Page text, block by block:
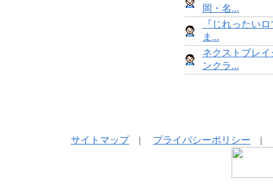
岡・名...
『じれったい
ま...
ネクストブレ
ンクラ...
サイトマップ| プライバシーポリシー